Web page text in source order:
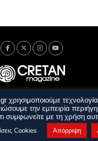
Πολιτική Απορρήτου
Όροι Χρήσης
Όροι και Προϋποθέσεις
χρησιμοποιούμε
την εμπειρία
συμφωνείτε με τη χρήση
Cookies Απόρριψη